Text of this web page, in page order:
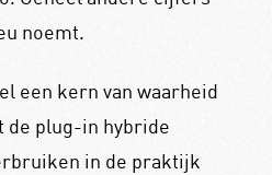
noemt.
een kern van waarheid
de plug-in hybride
in de praktijk